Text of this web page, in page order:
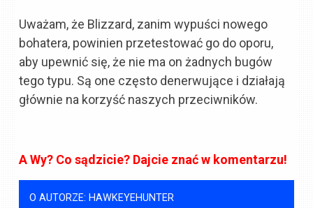
Uważam, że Blizzard, zanim wypuści nowego
bohatera, powinien przetestować go do oporu,
aby upewnić się, że nie ma on żadnych bugów
tego typu. Są one często denerwujące i działają
głównie na korzyść naszych przeciwników.
A Wy? Co sądzicie? Dajcie znać w komentarzu!
O AUTORZE: HAWKEYEHUNTER